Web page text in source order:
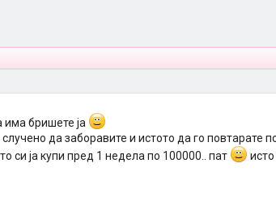
има бришете ја
да заборавите и истото да го повтарате
си ја купи пред 1 недела по 100000.. пат
исто